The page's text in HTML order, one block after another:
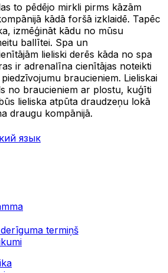
to pēdējo mirkli pirms kāzām
kādā foršā izklaidē. Tapēc
izmēģināt kādu no mūsu
ballītei. Spa un
lieliski derēs kāda no spa
ir adrenalīna cienītājas noteikti
braucieniem. Lieliskai
no braucieniem ar plostu, kuģīti
lieliska atpūta draudzeņu lokā
draugu kompānijā.
язык
termiņš